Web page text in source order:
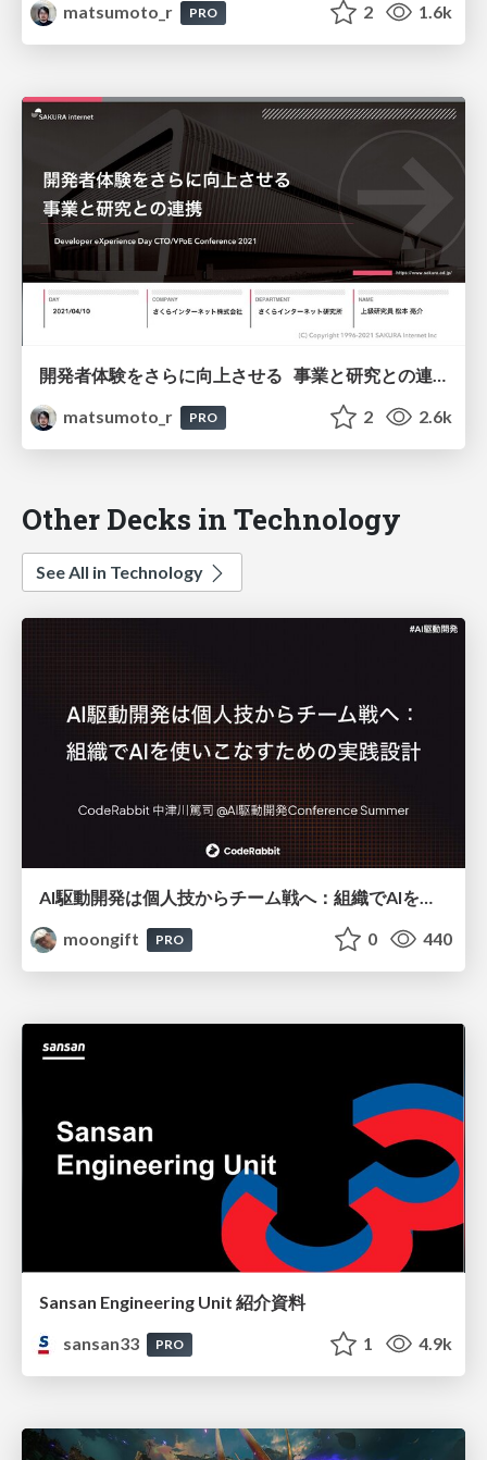
matsumoto_r
PRO 2 1.6k
開発者体験をさらに向上させる 事業と研究との連携
matsumoto_r
PRO 2 2.6k
Other Decks in Technology
See All in Technology
moongift
PRO 0 440
Sansan Engineering Unit 紹介資料
sansan33
PRO 1 4.9k